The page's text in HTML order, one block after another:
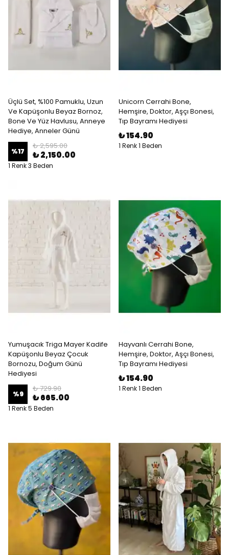
Üçlü Set, %100 Pamuklu, Uzun
Ve Kapüşonlu Beyaz Bornoz,
Bone Ve Yüz Havlusu, Anneye
Hediye, Anneler Günü
%17
₺ 2,595.00
₺ 2,150.00
1 Renk 3 Beden
Unicorn Cerrahi Bone,
Hemşire, Doktor, Aşçı Bonesi,
Tıp Bayramı Hediyesi
₺ 154.90
1 Renk 1 Beden
Yumuşacık Triga Mayer Kadife
Kapüşonlu Beyaz Çocuk
Bornozu, Doğum Günü
Hediyesi
%9
₺ 729.90
₺ 665.00
1 Renk 5 Beden
Hayvanlı Cerrahi Bone,
Hemşire, Doktor, Aşçı Bonesi,
Tıp Bayramı Hediyesi
₺ 154.90
1 Renk 1 Beden